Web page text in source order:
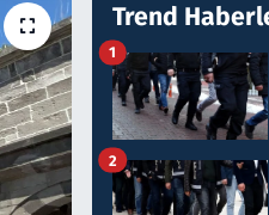
Trend
1
2